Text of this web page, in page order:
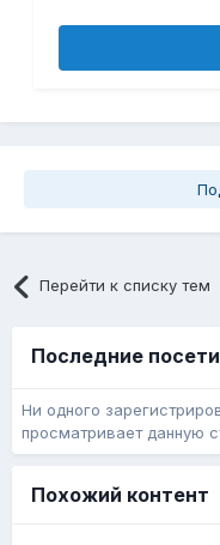
Перейти к списку тем
Последние
Ни одного
просматривает данную
Похожий контент